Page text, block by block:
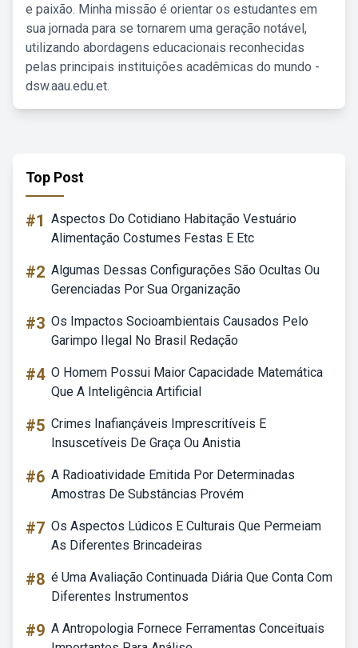
e paixão. Minha missão é orientar os estudantes em
sua jornada para se tornarem uma geração notável,
utilizando abordagens educacionais reconhecidas
pelas principais instituições acadêmicas do mundo -
dsw.aau.edu.et.
Top Post
#1 Aspectos Do Cotidiano Habitação Vestuário
Alimentação Costumes Festas E Etc
#2 Algumas Dessas Configurações São Ocultas Ou
Gerenciadas Por Sua Organização
#3 Os Impactos Socioambientais Causados Pelo
Garimpo Ilegal No Brasil Redação
#4 O Homem Possui Maior Capacidade Matemática
Que A Inteligência Artificial
#5 Crimes Inafiançáveis Imprescritíveis E
Insuscetíveis De Graça Ou Anistia
#6 A Radioatividade Emitida Por Determinadas
Amostras De Substâncias Provém
#7 Os Aspectos Lúdicos E Culturais Que Permeiam
As Diferentes Brincadeiras
#8 é Uma Avaliação Continuada Diária Que Conta Com
Diferentes Instrumentos
#9 A Antropologia Fornece Ferramentas Conceituais